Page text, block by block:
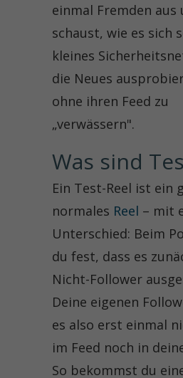
einmal Fremden aus
schaust, wie es sich
kleines
die Neues
ohne ihren Feed zu
„verwässern".
Was sind
Ein Test-Reel ist ein
normales Reel – mit
Unterschied: Beim
du fest, dass es
Nicht-Follower
Deine eigenen
es also erst einmal
im Feed noch in
So bekommst du